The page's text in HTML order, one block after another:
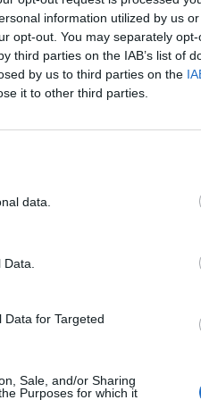
information utilized by us
opt-out. You may separately
third parties on the IAB’s list of
by us to third parties on the
it to other third parties.
data.
for Targeted
Sale, and/or Sharing
Purposes for which it
θα ξεκινήσει
Πού θα γίνει
θα επεκταθούν σε
χώρας